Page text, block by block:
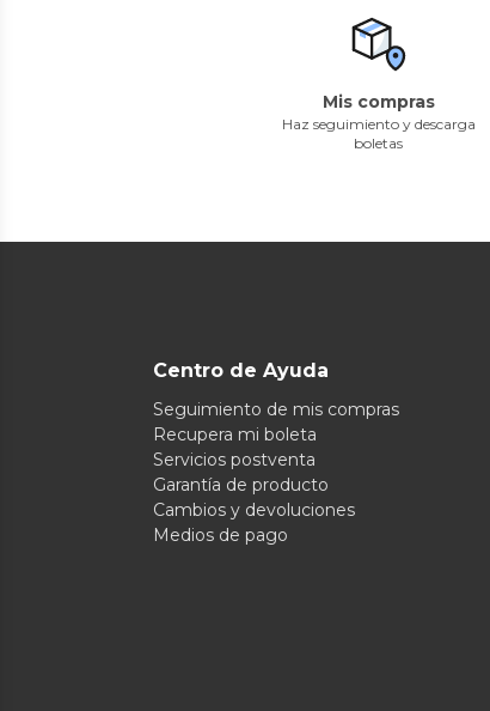
Mis compras
Haz seguimiento y descarga
boletas
Centro de Ayuda
Seguimiento de mis compras
Recupera mi boleta
Servicios postventa
Garantía de producto
Cambios y devoluciones
Medios de pago